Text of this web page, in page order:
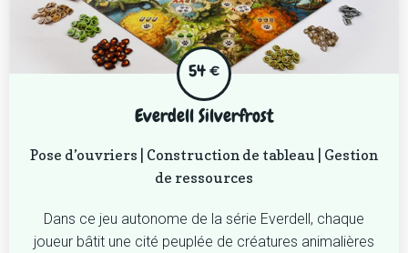
54 €
Everdell Silverfrost
Pose d’ouvriers | Construction de tableau | Gestion
de ressources
Dans ce jeu autonome de la série Everdell, chaque
joueur bâtit une cité peuplée de créatures animalières